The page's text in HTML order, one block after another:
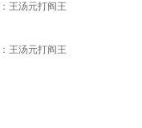
王汤元打阎王
王汤元打阎王